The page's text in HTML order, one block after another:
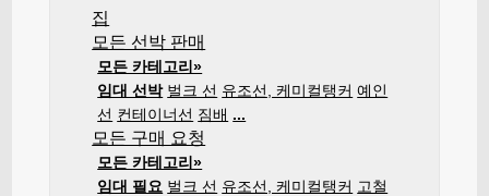
집
모든 선박 판매
모든 카테고리»
임대 선박 벌크 선 유조선, 케미컬탱커 예인
선 컨테이너선 짐배 ...
모든 구매 요청
모든 카테고리»
임대 필요 벌크 선 유조선, 케미컬탱커 고철